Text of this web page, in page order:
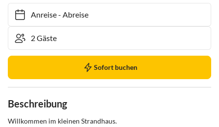
Anreise- Abreise
Sofort buchen
Beschreibung
Willkommen im kleinen Strandhaus.